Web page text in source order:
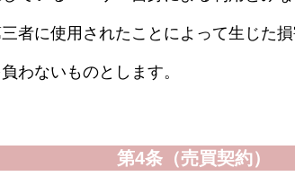
者に使用されたことによって生じた
わないものとします。
第4条（売買契約）